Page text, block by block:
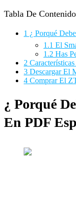
Tabla De
1 ¿ Porqué
1.1 El
1.2 Has
2
3 Descargar El
4 Comprar El
¿ Porqué
En PDF